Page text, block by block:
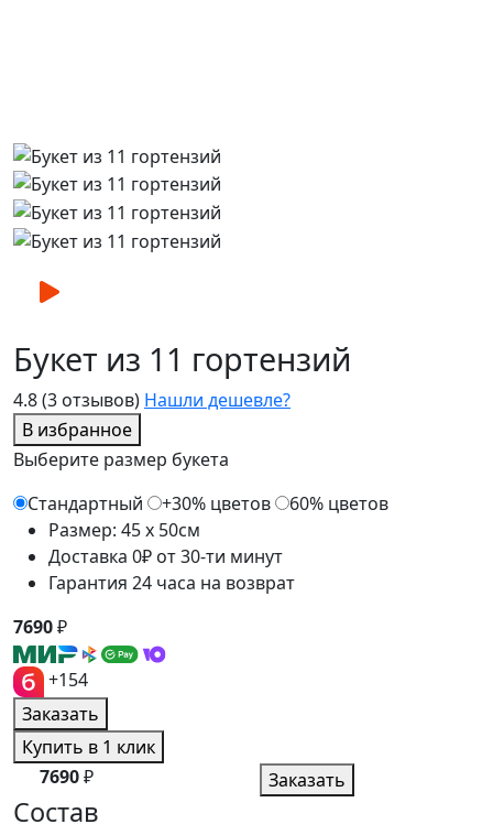
4.8(3 отзывов) Нашли дешевле?
В избранное
Букет из 11 гортензий
Выберите размер букета
Стандартный
+30% цветов
60% цветов
Размер: 45 x 50см
Доставка 0₽ от 30-ти минут
Гарантия 24 часа на возврат
7690₽
+154
Заказать
Купить в 1 клик
7690₽ Заказать
Состав